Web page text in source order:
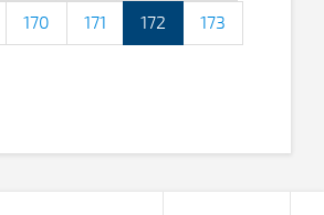
170 171 172
173